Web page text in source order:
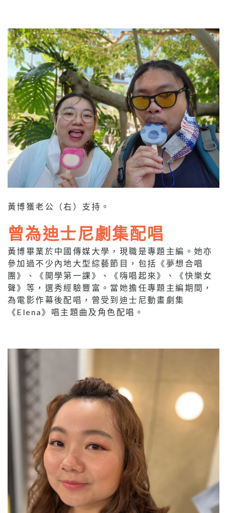
黃博獲老公（右）支持。
曾為迪士尼劇集配唱
黃博畢業於中國傳媒大學，現職是專題主編。她亦
參加過不少內地大型綜藝節目，包括《夢想合唱
團》、《開學第一課》、《嗨唱起來》、《快樂女
聲》等，選秀經驗豐富。當她擔任專題主編期間，
為電影作幕後配唱，曾受到迪士尼動畫劇集
《Elena》唱主題曲及角色配唱。